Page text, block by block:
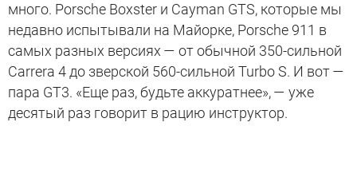
много. Porsche Boxster и Cayman GTS, которые мы
недавно испытывали на Майорке, Porsche 911 в
самых разных версиях — от обычной 350-сильной
Carrera 4 до зверской 560-сильной Turbo S. И вот —
пара GT3. «Еще раз, будьте аккуратнее», — уже
десятый раз говорит в рацию инструктор.